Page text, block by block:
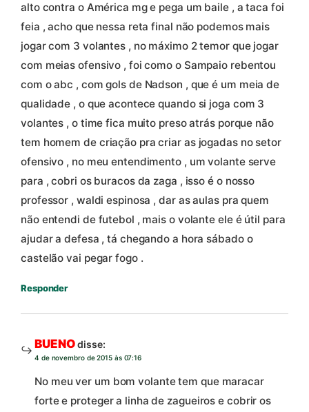
alto contra o América mg e pega um baile , a taca foi
feia , acho que nessa reta final não podemos mais
jogar com 3 volantes , no máximo 2 temor que jogar
com meias ofensivo , foi como o Sampaio rebentou
com o abc , com gols de Nadson , que é um meia de
qualidade , o que acontece quando si joga com 3
volantes , o time fica muito preso atrás porque não
tem homem de criação pra criar as jogadas no setor
ofensivo , no meu entendimento , um volante serve
para , cobri os buracos da zaga , isso é o nosso
professor , waldi espinosa , dar as aulas pra quem
não entendi de futebol , mais o volante ele é útil para
ajudar a defesa , tá chegando a hora sábado o
castelão vai pegar fogo .
Responder
BUENO disse:
4 de novembro de 2015 às 07:16
No meu ver um bom volante tem que maracar
forte e proteger a linha de zagueiros e cobrir os